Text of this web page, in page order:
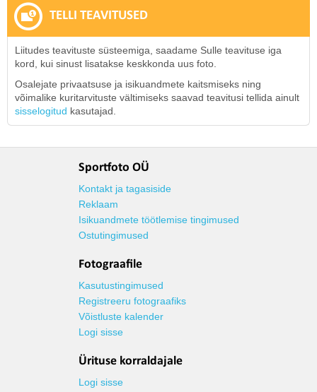
TELLI TEAVITUSED
Liitudes teavituste süsteemiga, saadame Sulle teavituse iga
kord, kui sinust lisatakse keskkonda uus foto.
Osalejate privaatsuse ja isikuandmete kaitsmiseks ning
võimalike kuritarvituste vältimiseks saavad teavitusi tellida ainult
sisselogitud kasutajad.
Sportfoto OÜ
Kontakt ja tagasiside
Reklaam
Isikuandmete töötlemise tingimused
Ostutingimused
Fotograafile
Kasutustingimused
Registreeru fotograafiks
Võistluste kalender
Logi sisse
Ürituse korraldajale
Logi sisse